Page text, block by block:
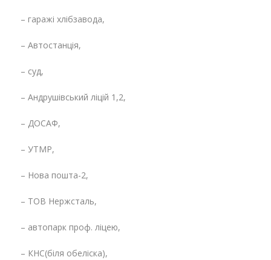
– гаражі хлібзавода,
– Автостанція,
– суд,
– Андрушівський ліцій 1,2,
– ДОСАФ,
– УТМР,
– Нова пошта-2,
– ТОВ Нержсталь,
– автопарк проф. ліцею,
– КНС(біля обеліска),